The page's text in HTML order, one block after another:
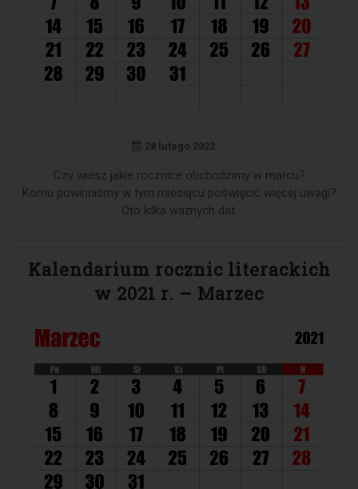
28 lutego 2022
Czy wiesz jakie rocznice obchodzimy w marcu?
Komu powinniśmy w tym miesiącu poświęcić więcej uwagi?
Oto kilka ważnych dat.
Kalendarium rocznic literackich
w 2021 r. – Marzec